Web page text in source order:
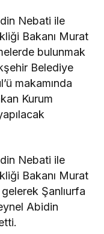
Nebati ile
Bakanı Murat
bulunmak
Belediye
makamında
Kurum
Nebati ile
Bakanı Murat
Şanlıurfa
Abidin